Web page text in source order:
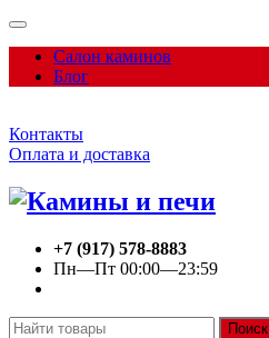
Салон каминов
Блог
Контакты
Оплата и доставка
+7 (917) 578-8883
Пн—Пт 00:00—23:59
Поиск